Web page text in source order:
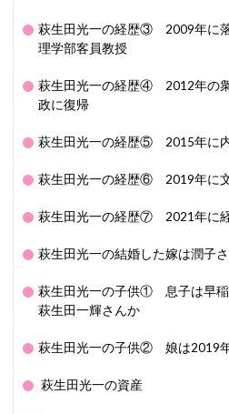
萩生田光一の経歴③ 2009年に
理学部客員教授
萩生田光一の経歴④ 2012年の
政に復帰
萩生田光一の経歴⑤ 2015年に
萩生田光一の経歴⑥ 2019年に
萩生田光一の経歴⑦ 2021年に
萩生田光一の結婚した嫁は潤子
萩生田光一の子供① 息子は早稲
萩生田一輝さんか
萩生田光一の子供② 娘は2019
萩生田光一の資産